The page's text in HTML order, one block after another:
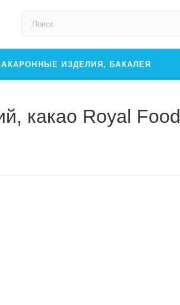
ИЗДЕЛИЯ, БАКАЛЕЯ
какао Royal Food